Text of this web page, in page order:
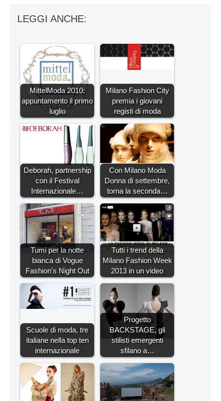
LEGGI ANCHE:
MittelModa 2010:
appuntamento il primo
luglio
Milano Fashion City
premia i giovani
registi di moda
Deborah, partnership
con il Festival
Internazionale…
Con Milano Moda
Donna di settembre,
torna la seconda…
Tumi per la notte
bianca di Vogue
Fashion's Night Out
Tutti i trend della
Milano Fashion Week
2013 in un video
Scuole di moda, tre
italiane nella top ten
internazionale
Progetto
BACKSTAGE, gli
stilisti emergenti
sfilano a…